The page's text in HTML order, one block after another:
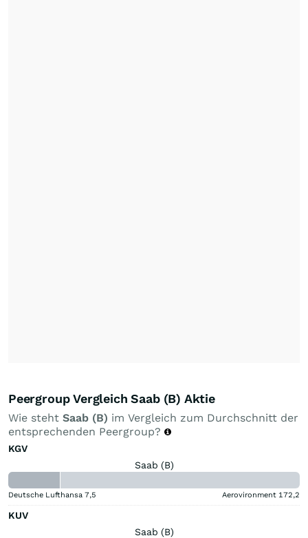
Peergroup Vergleich Saab (B) Aktie
Wie steht Saab (B) im Vergleich zum Durchschnitt der
entsprechenden Peergroup?
KGV
Saab (B)
Deutsche Lufthansa 7,5 Aerovironment 172,2
KUV
Saab (B)